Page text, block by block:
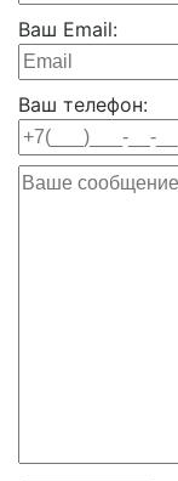
Ваш Email:
Ваш телефон: